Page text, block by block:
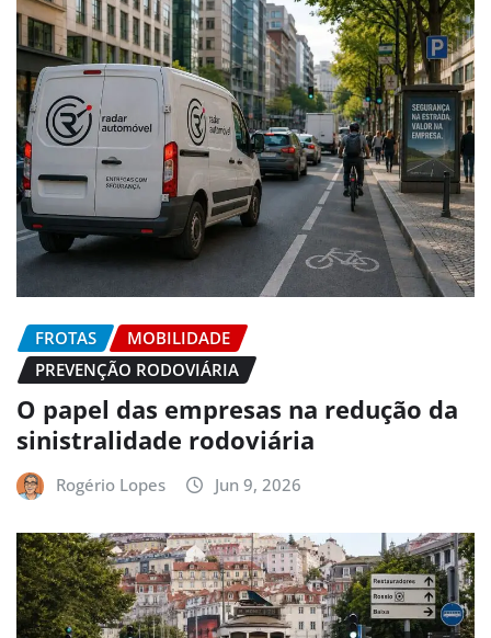
FROTAS
MOBILIDADE
PREVENÇÃO RODOVIÁRIA
O papel das empresas na redução da
sinistralidade rodoviária
Rogério Lopes Jun 9, 2026